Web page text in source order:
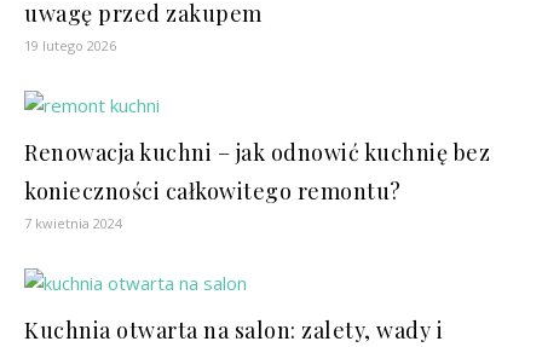
uwagę przed zakupem
19 lutego 2026
Renowacja kuchni – jak odnowić kuchnię bez
konieczności całkowitego remontu?
7 kwietnia 2024
Kuchnia otwarta na salon: zalety, wady i